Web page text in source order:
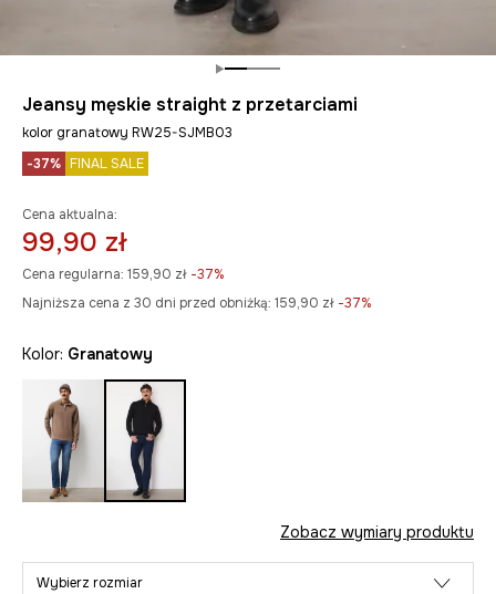
Jeansy męskie straight z przetarciami
kolor granatowy RW25-SJMB03
-37% FINAL SALE
Cena aktualna:
99,90 zł
Cena regularna: 159,90 zł -37%
Najniższa cena z 30 dni przed obniżką: 159,90 zł -37%
Kolor: granatowy
Zobacz wymiary produktu
Wybierz rozmiar